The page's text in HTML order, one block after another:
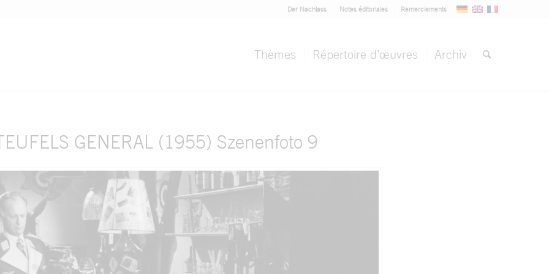
Der Nachlass Notes éditoriales Remerciements
Thèmes Répertoire d’œuvres Archiv
GENERAL (1955) Szenenfoto 9